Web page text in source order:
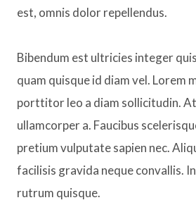
est, omnis dolor repellendus.
Bibendum est ultricies integer
quam quisque id diam vel. Lorem
porttitor leo a diam sollicitudin.
ullamcorper a. Faucibus
pretium vulputate sapien nec.
facilisis gravida neque convallis.
rutrum quisque.